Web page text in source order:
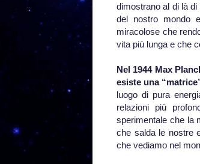
dimostrano al di là
del nostro mondo
miracolose che
vita più lunga e che
Nel 1944 Max
esiste una
luogo di pura
relazioni più
sperimentale che la
che salda le nostre
che vediamo nel